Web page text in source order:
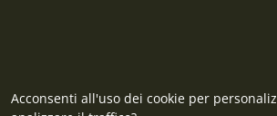
Acconsenti all'uso dei cookie per